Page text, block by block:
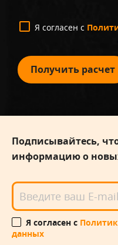
Я согласен с
Получить расчет
Подписывайтесь,
информацию о
Я согласен с
данных